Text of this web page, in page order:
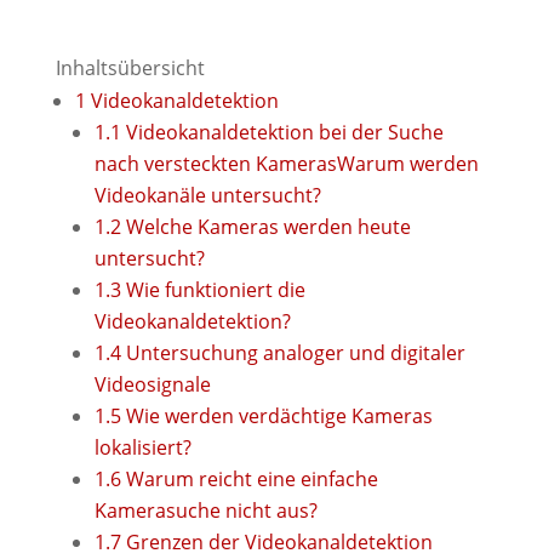
Inhaltsübersicht
1 Videokanal­detektion
1.1 Videokanaldetektion bei der Suche
nach versteckten KamerasWarum werden
Videokanäle untersucht?
1.2Welche Kameras werden heute
untersucht?
1.3Wie funktioniert die
Videokanaldetektion?
1.4Untersuchung analoger und digitaler
Videosignale
1.5Wie werden verdächtige Kameras
lokalisiert?
1.6Warum reicht eine einfache
Kamerasuche nicht aus?
1.7Grenzen der Videokanaldetektion